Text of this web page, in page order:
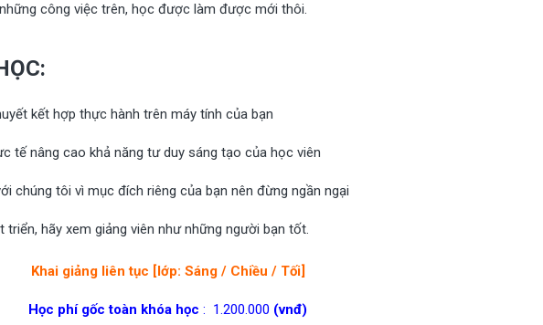
công việc trên, học được làm được mới thôi.
kết hợp thực hành trên máy tính của bạn
tế nâng cao khả năng tư duy sáng tạo của học viên
chúng tôi vì mục đích riêng của bạn nên đừng ngần ngại
triển, hãy xem giảng viên như những người bạn tốt.
Khai giảng liên tục [lớp: Sáng / Chiều / Tối]
Học phí gốc toàn khóa học : 1.200.000 (vnđ)